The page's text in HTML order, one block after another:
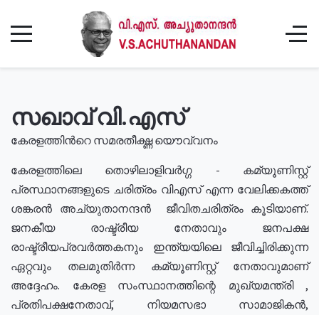
സഖാവ് വി.എസ്
കേരളത്തിൻറെ സമരതീക്ഷ്ണ യൌവ്വനം
കേരളത്തിലെ തൊഴിലാളിവർഗ്ഗ - കമ്യൂണിസ്റ്റ്
പ്രസ്ഥാനങ്ങളുടെ ചരിത്രം വിഎസ് എന്ന വേലിക്കകത്ത്
ശങ്കരൻ അച്യുതാനന്ദൻ ജീവിതചരിത്രം കൂടിയാണ്.
ജനകീയ രാഷ്ട്രീയ നേതാവും ജനപക്ഷ
രാഷ്ട്രീയപ്രവർത്തകനും ഇന്ത്യയിലെ ജീവിച്ചിരിക്കുന്ന
ഏറ്റവും തലമുതിർന്ന കമ്യൂണിസ്റ്റ് നേതാവുമാണ്
അദ്ദേഹം. കേരള സംസ്ഥാനത്തിന്റെ മുഖ്യമന്ത്രി ,
പ്രതിപക്ഷനേതാവ്, നിയമസഭാ സാമാജികൻ,